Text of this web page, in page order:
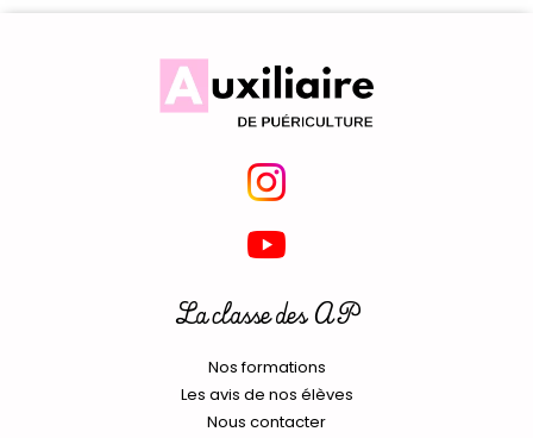
La classe des AP
Nos formations
Les avis de nos élèves
Nous contacter